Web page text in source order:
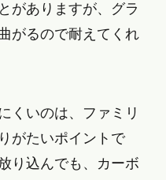
がありますが、グラ
がるので耐えてくれ
くいのは、ファミリ
がたいポイントで
り込んでも、カーボ